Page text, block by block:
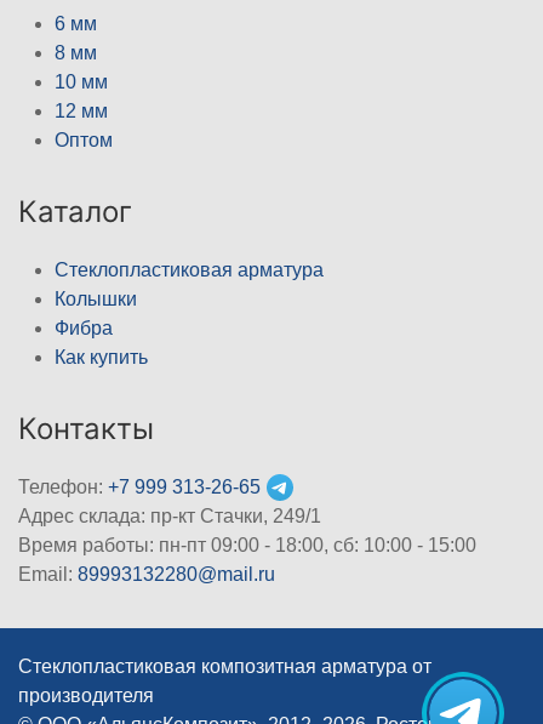
6 мм
8 мм
10 мм
12 мм
Оптом
Каталог
Стеклопластиковая арматура
Колышки
Фибра
Как купить
Контакты
Телефон: +7 999 313-26-65
Адрес склада: пр-кт Стачки, 249/1
Время работы: пн-пт 09:00 - 18:00, cб: 10:00 - 15:00
Email: 89993132280@mail.ru
Стеклопластиковая композитная арматура от
производителя